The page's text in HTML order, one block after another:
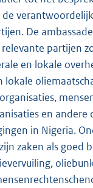
De
partijen
en lokale
lokale
en andere
in Nigeria.
zaken als goed